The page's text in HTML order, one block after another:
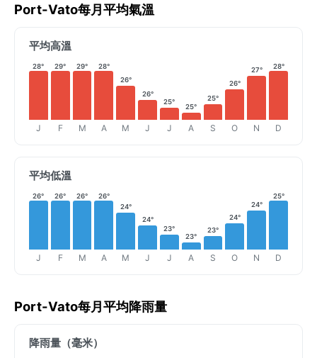
Port-Vato每月平均氣溫
平均高溫
28°
J
29°
F
29°
M
28°
A
26°
M
26°
J
25°
J
25°
A
25°
S
26°
O
27°
N
28°
D
平均低溫
26°
J
26°
F
26°
M
26°
A
24°
M
24°
J
23°
J
23°
A
23°
S
24°
O
24°
N
25°
D
Port-Vato每月平均降雨量
降雨量（毫米）